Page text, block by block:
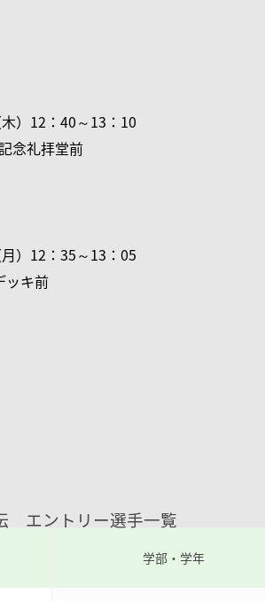
）12：40～13：10
念礼拝堂前
）12：35～13：05
ッキ前
エントリー選手一覧
学部・学年